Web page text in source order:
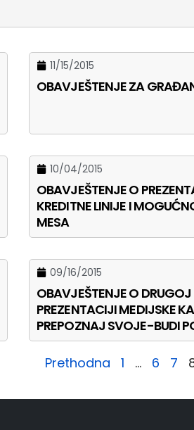
11/15/2015
OBAVJEŠTENJE ZA
10/04/2015
OBAVJEŠTENJE O
KREDITNE LINIJE I
MESA
09/16/2015
OBAVJEŠTENJE O DRUGOJ
PREZENTACIJI MEDIJSKE
PREPOZNAJ SVOJE-BUDI
MADE IN BIH “
Prethodna 1 … 6 7